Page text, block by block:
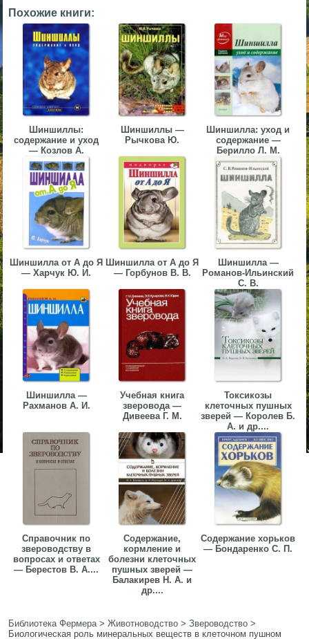
Похожие книги:
Шиншиллы:
содержание и уход
— Козлов А.
Шиншиллы —
Рычкова Ю.
Шиншилла: уход и
содержание —
Берилло Л. М.
Шиншилла от А до Я
— Харчук Ю. И.
Шиншилла от А до Я
— Горбунов В. В.
Шиншилла —
Романов-Ильинский
С. В.
Шиншилла —
Рахманов А. И.
Учебная книга
зверовода —
Дивеева Г. М.
Токсикозы
клеточных пушных
зверей — Королев Б.
А. и др....
Справочник по
звероводству в
вопросах и ответах
— Берестов В. А....
Содержание,
кормление и
болезни клеточных
пушных зверей —
Балакирев Н. А. и
др....
Содержание хорьков
— Бондаренко С. П.
Библиотека Фермера>Животноводство >Звероводство >
Биологическая роль минеральных веществ в клеточном пушном
▼
▼
▼
▼